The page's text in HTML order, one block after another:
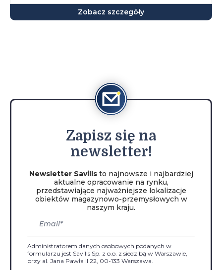
Zobacz szczegóły
Zapisz się na
newsletter!
Newsletter Savillsto najnowsze i najbardziej
aktualne opracowanie na rynku,
przedstawiające najważniejsze lokalizacje
obiektów magazynowo-przemysłowych w
naszym kraju.
Administratorem danych osobowych podanych w
formularzu jest Savills Sp. z o.o. z siedzibą w Warszawie,
przy al. Jana Pawła II 22, 00-133 Warszawa.